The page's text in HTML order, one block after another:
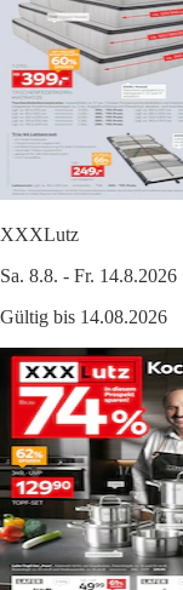
XXXLutz
Sa. 8.8. - Fr. 14.8.2026
Gültig bis 14.08.2026